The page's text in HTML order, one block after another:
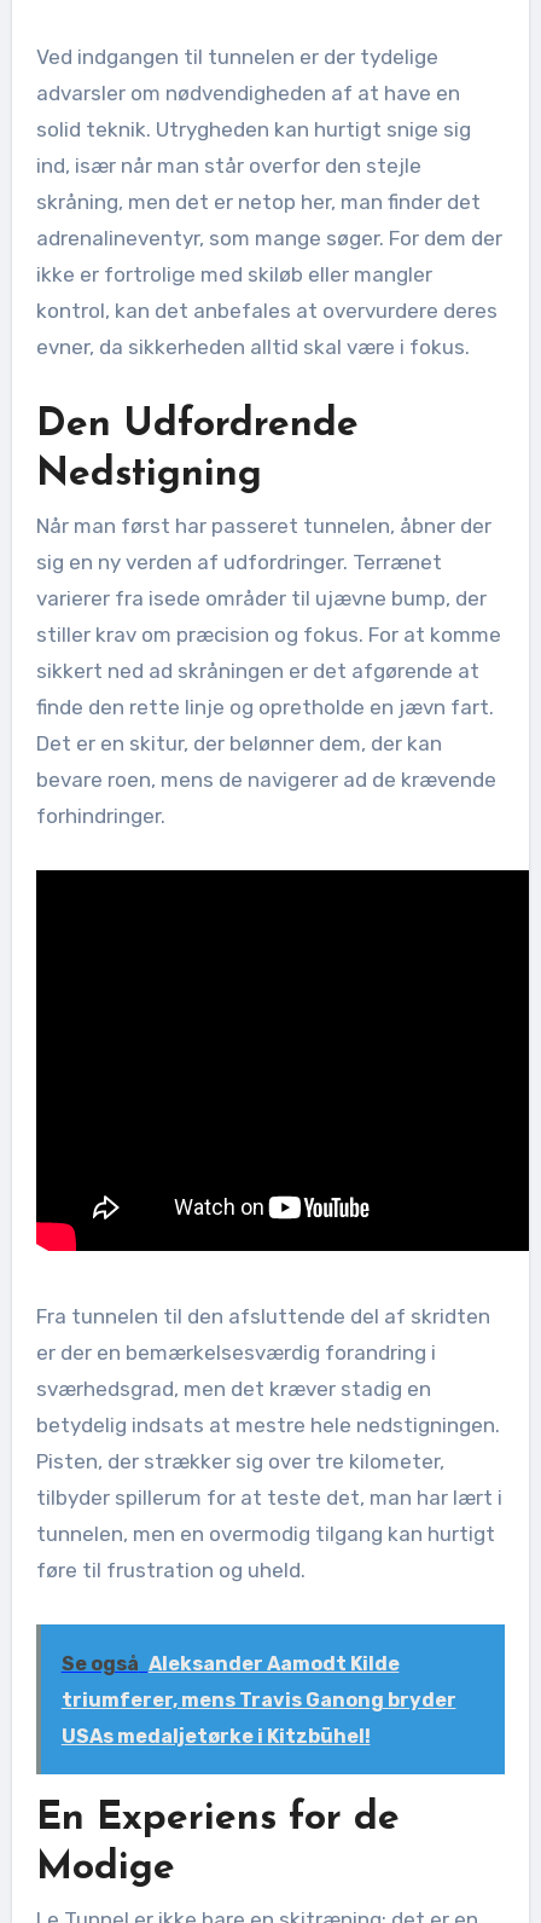
Ved indgangen til tunnelen er der tydelige
advarsler om nødvendigheden af at have en
solid teknik. Utrygheden kan hurtigt snige sig
ind, især når man står overfor den stejle
skråning, men det er netop her, man finder det
adrenalineventyr, som mange søger. For dem der
ikke er fortrolige med skiløb eller mangler
kontrol, kan det anbefales at overvurdere deres
evner, da sikkerheden alltid skal være i fokus.
Den Udfordrende
Nedstigning
Når man først har passeret tunnelen, åbner der
sig en ny verden af udfordringer. Terrænet
varierer fra isede områder til ujævne bump, der
stiller krav om præcision og fokus. For at komme
sikkert ned ad skråningen er det afgørende at
finde den rette linje og opretholde en jævn fart.
Det er en skitur, der belønner dem, der kan
bevare roen, mens de navigerer ad de krævende
forhindringer.
Fra tunnelen til den afsluttende del af skridten
er der en bemærkelsesværdig forandring i
sværhedsgrad, men det kræver stadig en
betydelig indsats at mestre hele nedstigningen.
Pisten, der strækker sig over tre kilometer,
tilbyder spillerum for at teste det, man har lært i
tunnelen, men en overmodig tilgang kan hurtigt
føre til frustration og uheld.
Se også Aleksander Aamodt Kilde
triumferer, mens Travis Ganong bryder
USAs medaljetørke i Kitzbühel!
En Experiens for de
Modige